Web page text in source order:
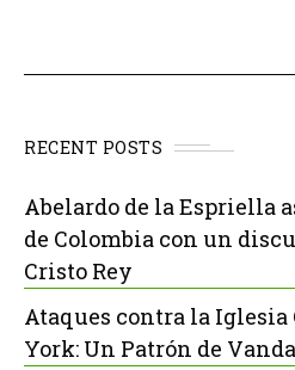
RECENT POSTS
Abelardo de la Espriella
de Colombia con un
Cristo Rey
Ataques contra la
York: Un Patrón de